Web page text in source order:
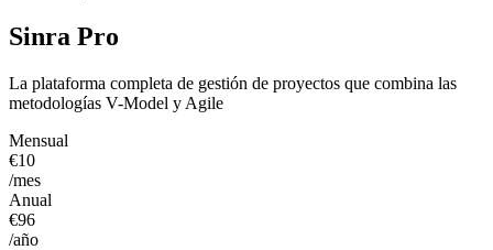
Sinra Pro
La plataforma completa de gestión de proyectos que combina las
metodologías V-Model y Agile
Mensual
€10
/mes
Anual
€96
/año